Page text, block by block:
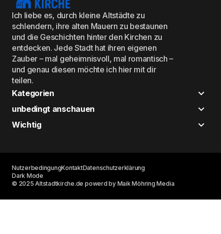
Ich liebe es, durch kleine Altstädte zu
schlendern, ihre alten Mauern zu bestaunen
und die Geschichten hinter den Kirchen zu
entdecken. Jede Stadt hat ihren eigenen
Zauber – mal geheimnisvoll, mal romantisch –
und genau diesen möchte ich hier mit dir
teilen.
Kategorien
unbedingt anschauen
Wichtig
© 2025 Altstadtkirche.de powerd by Maik Möhring Media
NutzerbedingungKontaktDatenschutzerklärung
Dark Mode